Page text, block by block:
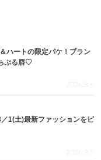
ハートの限定パケ！プラン
ぷる唇♡
2026.8.6
1(土)最新ファッションをピ
2026.8.5